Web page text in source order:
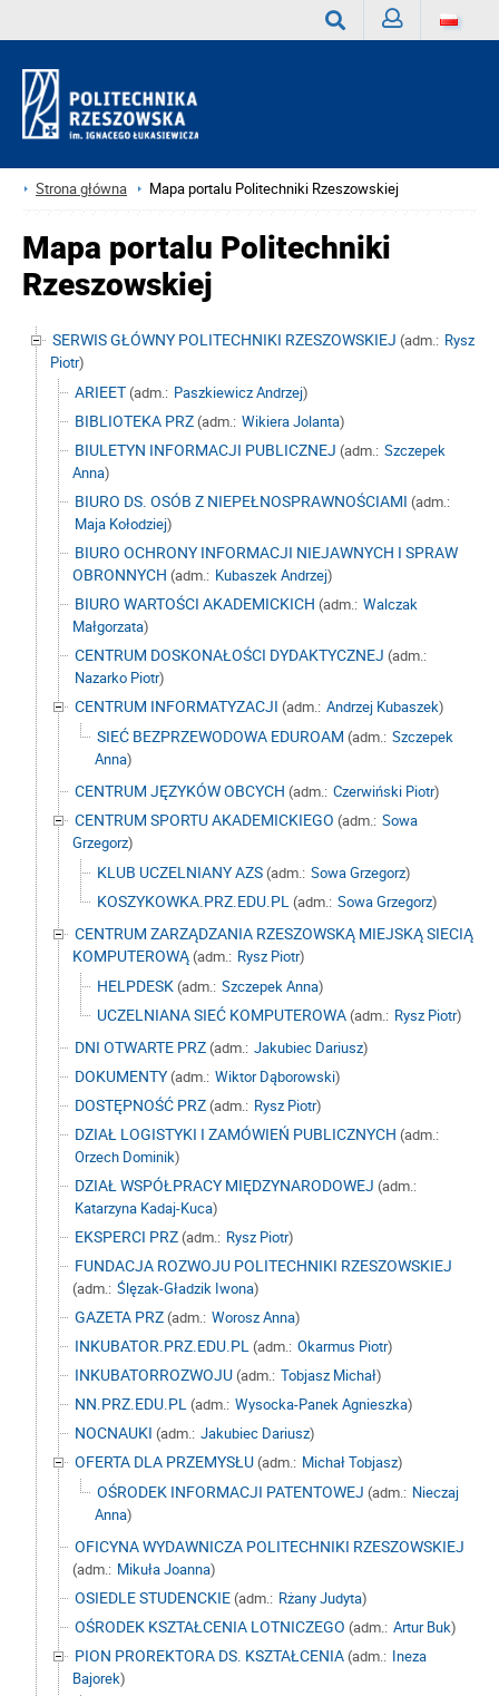
Strona główna Mapa portalu Politechniki Rzeszowskiej
Mapa portalu Politechniki
Rzeszowskiej
SERWIS GŁÓWNY POLITECHNIKI RZESZOWSKIEJ (adm.: Rysz
Piotr)
ARIEET(adm.: Paszkiewicz Andrzej)
BIBLIOTEKA PRZ(adm.: Wikiera Jolanta)
BIULETYN INFORMACJI PUBLICZNEJ (adm.: Szczepek
Anna)
BIURO DS. OSÓB Z NIEPEŁNOSPRAWNOŚCIAMI (adm.:
Maja Kołodziej)
BIURO OCHRONY INFORMACJI NIEJAWNYCH I SPRAW
OBRONNYCH (adm.: Kubaszek Andrzej)
BIURO WARTOŚCI AKADEMICKICH (adm.: Walczak
Małgorzata)
CENTRUM DOSKONAŁOŚCI DYDAKTYCZNEJ (adm.:
Nazarko Piotr)
CENTRUM INFORMATYZACJI (adm.: Andrzej Kubaszek)
SIEĆ BEZPRZEWODOWA EDUROAM (adm.: Szczepek
Anna)
CENTRUM JĘZYKÓW OBCYCH (adm.: Czerwiński Piotr)
CENTRUM SPORTU AKADEMICKIEGO (adm.: Sowa
Grzegorz)
KLUB UCZELNIANY AZS(adm.: Sowa Grzegorz)
KOSZYKOWKA.PRZ.EDU.PL(adm.: Sowa Grzegorz)
CENTRUM ZARZĄDZANIA RZESZOWSKĄ MIEJSKĄ SIECIĄ
KOMPUTEROWĄ(adm.: Rysz Piotr)
HELPDESK(adm.: Szczepek Anna)
UCZELNIANA SIEĆ KOMPUTEROWA(adm.: Rysz Piotr)
DNI OTWARTE PRZ(adm.: Jakubiec Dariusz)
DOKUMENTY(adm.: Wiktor Dąborowski)
DOSTĘPNOŚĆ PRZ(adm.: Rysz Piotr)
DZIAŁ LOGISTYKI I ZAMÓWIEŃ PUBLICZNYCH (adm.:
Orzech Dominik)
DZIAŁ WSPÓŁPRACY MIĘDZYNARODOWEJ (adm.:
Katarzyna Kadaj-Kuca)
EKSPERCI PRZ(adm.: Rysz Piotr)
FUNDACJA ROZWOJU POLITECHNIKI RZESZOWSKIEJ
(adm.: Ślęzak-Gładzik Iwona)
GAZETA PRZ(adm.: Worosz Anna)
INKUBATOR.PRZ.EDU.PL(adm.: Okarmus Piotr)
INKUBATORROZWOJU(adm.: Tobjasz Michał)
NN.PRZ.EDU.PL(adm.: Wysocka-Panek Agnieszka)
NOCNAUKI (adm.: Jakubiec Dariusz)
OFERTA DLA PRZEMYSŁU(adm.: Michał Tobjasz)
OŚRODEK INFORMACJI PATENTOWEJ (adm.: Nieczaj
Anna)
OFICYNA WYDAWNICZA POLITECHNIKI RZESZOWSKIEJ
(adm.: Mikuła Joanna)
OSIEDLE STUDENCKIE(adm.: Rżany Judyta)
OŚRODEK KSZTAŁCENIA LOTNICZEGO (adm.: Artur Buk)
PION PROREKTORA DS. KSZTAŁCENIA(adm.: Ineza
Bajorek)